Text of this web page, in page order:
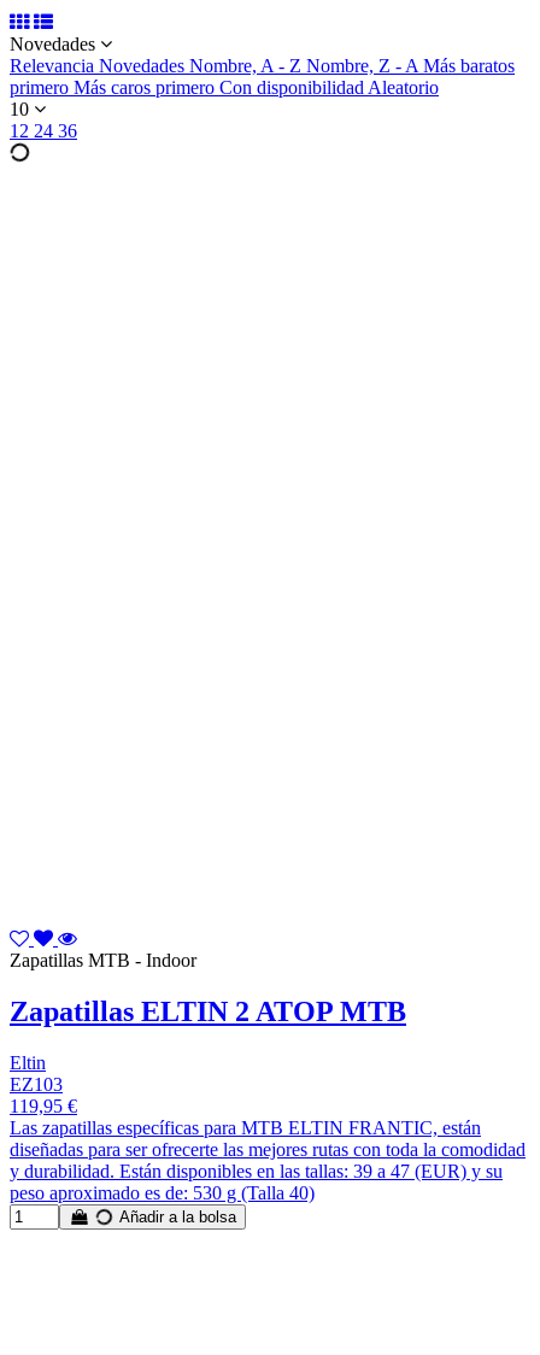
Novedades
Relevancia Novedades Nombre, A - Z Nombre, Z - AMás baratos
primero Más caros primero Con disponibilidadAleatorio
10
12 24 36
Zapatillas MTB - Indoor
Zapatillas ELTIN 2 ATOP MTB
Eltin
EZ103
119,95 €
Las zapatillas específicas para MTB ELTIN FRANTIC, están
diseñadas para ser ofrecerte las mejores rutas con toda la comodidad
y durabilidad. Están disponibles en las tallas: 39 a 47 (EUR) y su
peso aproximado es de: 530 g (Talla 40)
Añadir a la bolsa